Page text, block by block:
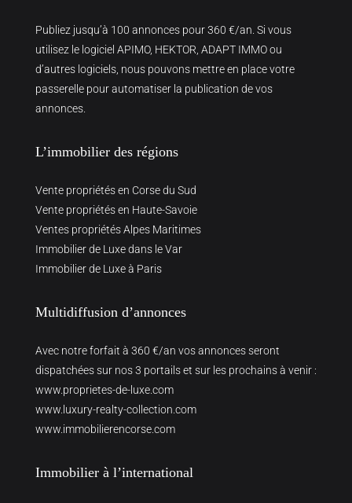
Publiez jusqu’à 100 annonces pour 360 €/an. Si vous
utilisez le logiciel APIMO, HEKTOR, ADAPT IMMO ou
d’autres logiciels, nous pouvons mettre en place votre
passerelle pour automatiser la publication de vos
annonces.
L’immobilier des régions
Vente propriétés en Corse du Sud
Vente propriétés en Haute-Savoie
Ventes propriétés Alpes Maritimes
Immobilier de Luxe dans le Var
Immobilier de Luxe à Paris
Multidiffusion d’annonces
Avec notre forfait à 360 €/an vos annonces seront
dispatchées sur nos 3 portails et sur les prochains à venir :
www.proprietes-de-luxe.com
www.luxury-realty-collection.com
www.immobilierencorse.com
Immobilier à l’international